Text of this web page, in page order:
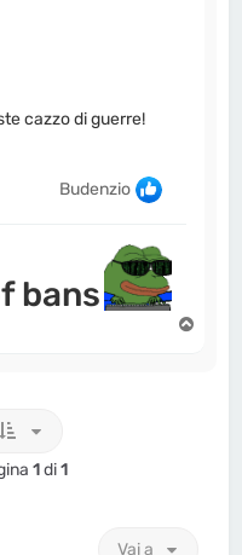
cazzo di guerre!
Budenzio
bans
1di1
Vai a